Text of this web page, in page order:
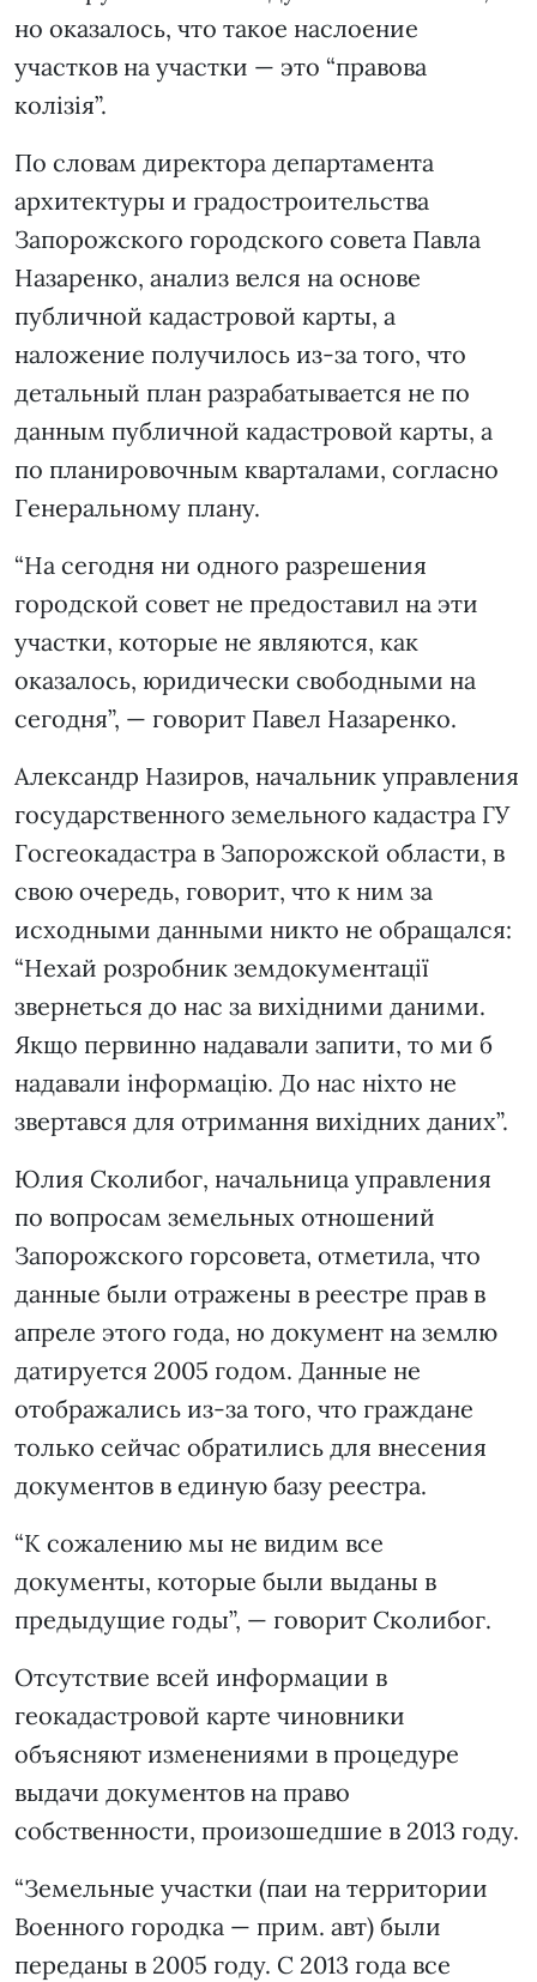
но оказалось, что такое наслоение
участков на участки — это “правова
колізія”.
По словам директора департамента
архитектуры и градостроительства
Запорожского городского совета Павла
Назаренко, анализ велся на основе
публичной кадастровой карты, а
наложение получилось из-за того, что
детальный план разрабатывается не по
данным публичной кадастровой карты, а
по планировочным кварталами, согласно
Генеральному плану.
“На сегодня ни одного разрешения
городской совет не предоставил на эти
участки, которые не являются, как
оказалось, юридически свободными на
сегодня”, — говорит Павел Назаренко.
Александр Назиров, начальник управления
государственного земельного кадастра ГУ
Госгеокадастра в Запорожской области, в
свою очередь, говорит, что к ним за
исходными данными никто не обращался:
“Нехай розробник земдокументації
звернеться до нас за вихідними даними.
Якщо первинно надавали запити, то ми б
надавали інформацію. До нас ніхто не
звертався для отримання вихідних даних”.
Юлия Сколибог, начальница управления
по вопросам земельных отношений
Запорожского горсовета, отметила, что
данные были отражены в реестре прав в
апреле этого года, но документ на землю
датируется 2005 годом. Данные не
отображались из-за того, что граждане
только сейчас обратились для внесения
документов в единую базу реестра.
“К сожалению мы не видим все
документы, которые были выданы в
предыдущие годы”, — говорит Сколибог.
Отсутствие всей информации в
геокадастровой карте чиновники
объясняют изменениями в процедуре
выдачи документов на право
собственности, произошедшие в 2013 году.
“Земельные участки (паи на территории
Военного городка — прим. авт) были
переданы в 2005 году. С 2013 года все